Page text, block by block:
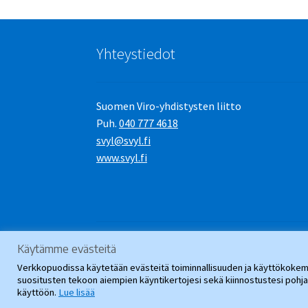
Yhteystiedot
Suomen Viro-yhdistysten liitto
Puh.040 777 4618
svyl@svyl.fi
www.svyl.fi
Käytämme evästeitä
Verkkopuodissa käytetään evästeitä toiminnallisuuden ja
suositusten tekoon aiempien käyntikertojesi sekä kiinnostustesi
käyttöön. Lue lisää